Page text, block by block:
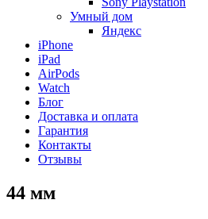
Умный дом
Яндекс
iPhone
iPad
AirPods
Watch
Блог
Доставка и оплата
Гарантия
Контакты
Отзывы
44 мм